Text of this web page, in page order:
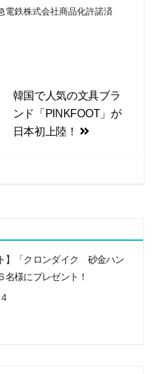
鉄株式会社商品化許諾済
韓国で人気の文具ブラ
ンド「PINKFOOT」が
日本初上陸！
】「クロンダイク 砂金ハン
名様にプレゼント！